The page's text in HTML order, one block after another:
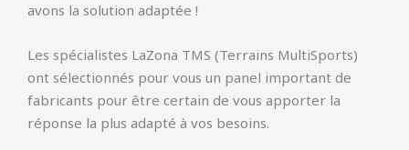
avons la solution adaptée !
Les spécialistes LaZona TMS (Terrains MultiSports)
ont sélectionnés pour vous un panel important de
fabricants pour être certain de vous apporter la
réponse la plus adapté à vos besoins.